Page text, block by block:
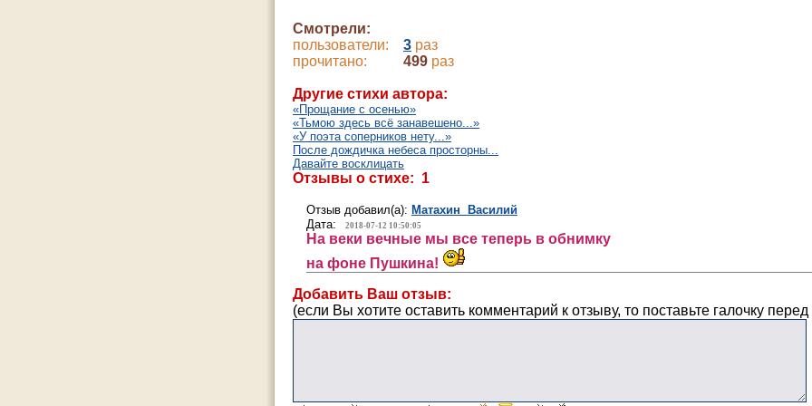
Смотрели:
пользователи: 3 раз
прочитано: 499 раз
Другие стихи автора:
«Прощание с осенью»
«Тьмою здесь всё занавешено...»
«У поэта соперников нету...»
После дождичка небеса просторны...
Давайте восклицать
Отзывы о стихе: 1
Отзыв добавил(а): Матахин Василий
Дата:
2018-07-12 10:50:05
На веки вечные мы все теперь в обнимку
на фоне Пушкина!
Добавить Ваш отзыв:
(если Вы хотите оставить комментарий к отзыву, то поставьте галочку